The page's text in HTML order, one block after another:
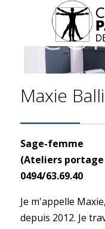
Maxie
Sage-femme
(Ateliers
0494/63.69.40
Je m'appelle
depuis 2012. Je